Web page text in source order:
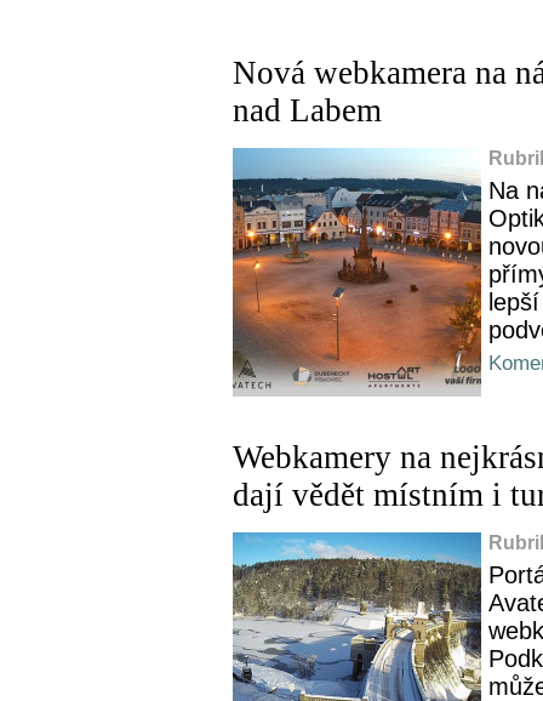
Nová webkamera na
nad Labem
Na
Webkamery na
dají vědět místním i